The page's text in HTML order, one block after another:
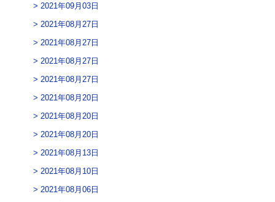
2021年09月03日
2021年08月27日
2021年08月27日
2021年08月27日
2021年08月27日
2021年08月20日
2021年08月20日
2021年08月20日
2021年08月13日
2021年08月10日
2021年08月06日